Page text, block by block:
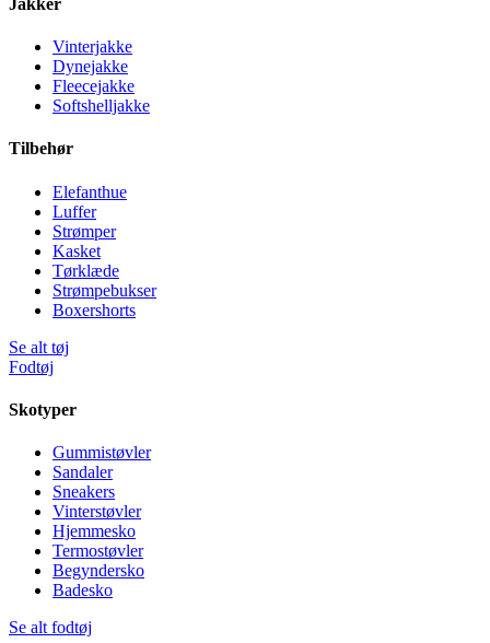
Vinterjakke
Dynejakke
Fleecejakke
Softshelljakke
Tilbehør
Elefanthue
Luffer
Strømper
Kasket
Tørklæde
Strømpebukser
Boxershorts
Se alt tøj
Fodtøj
Skotyper
Gummistøvler
Sandaler
Sneakers
Vinterstøvler
Hjemmesko
Termostøvler
Begyndersko
Badesko
Se alt fodtøj